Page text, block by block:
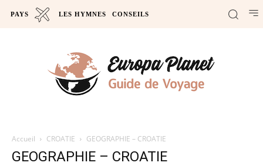
PAYS LES HYMNES CONSEILS
Accueil CROATIE GEOGRAPHIE – CROATIE
GEOGRAPHIE – CROATIE